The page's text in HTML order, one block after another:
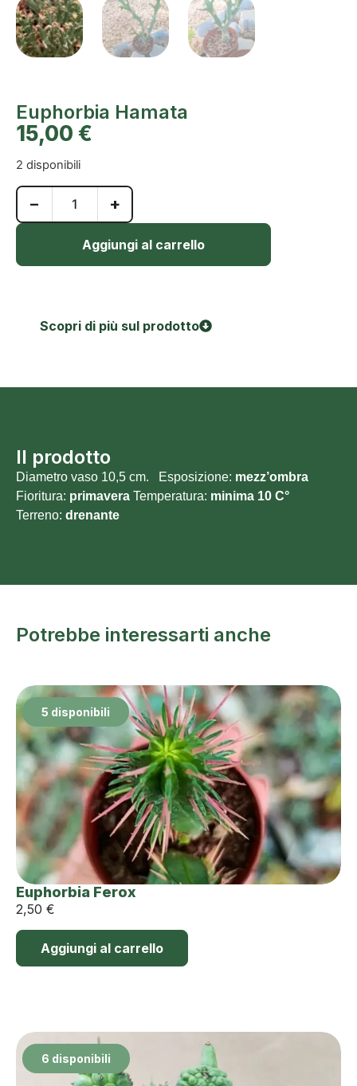
Euphorbia Hamata
15,00 €
2 disponibili
− +
Aggiungi al carrello
Scopri di più sul prodotto
Il prodotto
Diametro vaso 10,5 cm. Esposizione: mezz’ombra
Fioritura: primavera Temperatura: minima 10 C°
Terreno: drenante
Potrebbe interessarti anche
5 disponibili
Euphorbia Ferox
2,50 €
Aggiungi al carrello
6 disponibili